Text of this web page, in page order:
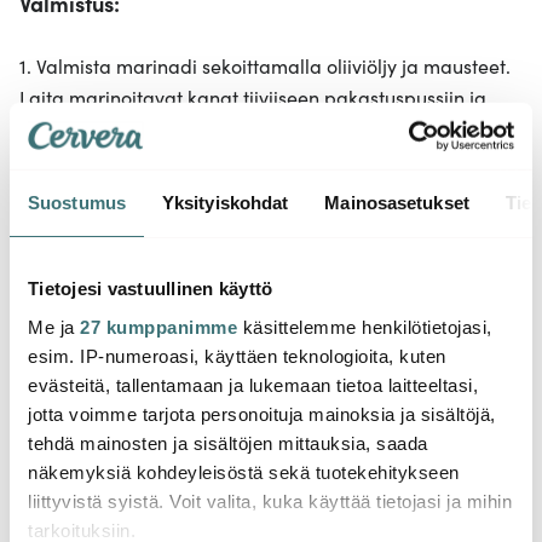
Suostumus Yksityiskohdat Mainosasetukset
Tietojesi vastuullinen käyttö
Me ja 27 kumppanimme käsittelemme henkilötietojasi,
esim. IP-numeroasi, käyttäen teknologioita, kuten
evästeitä, tallentamaan ja lukemaan tietoa laitteeltasi,
jotta voimme tarjota personoituja mainoksia ja sisältöjä,
tehdä mainosten ja sisältöjen mittauksia, saada
näkemyksiä kohdeyleisöstä sekä tuotekehitykseen
liittyvistä syistä. Voit valita, kuka käyttää tietojasi ja mihin
tarkoituksiin.
1. Valmista marinadi sekoittamalla oliiviöljy ja mausteet.
Laita marinoitavat kanat tiiviiseen pakastuspussiin ja
kaada joukkoon marinadi. Sekoita marinadi hyvin
leikkeiden pintaan ja anna marinoitua noin tunnin.
2. Aseta marinoidut kanapalat Airfryeriin ja kypsennä
ja jalapenot pieniksi paloiksi. Sekoita ne keskenään ja
aseta pieneen kulhoon.
4. Mausta salsa oliiviöljyllä, suolalla, mustapippurilla,
valkoviinietikalla ja korianterilla.
5. Leikkaa kana pieniksi paloiksi.